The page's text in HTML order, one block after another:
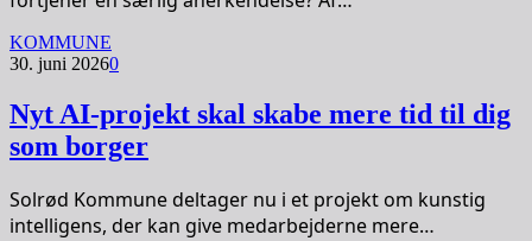
KOMMUNE
30. juni 20260
Nyt AI-projekt skal skabe mere tid til dig
som borger
Solrød Kommune deltager nu i et projekt om kunstig
intelligens, der kan give medarbejderne mere…